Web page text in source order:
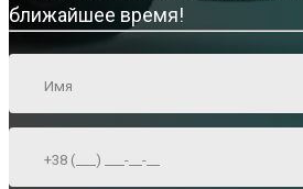
ближайшее время!